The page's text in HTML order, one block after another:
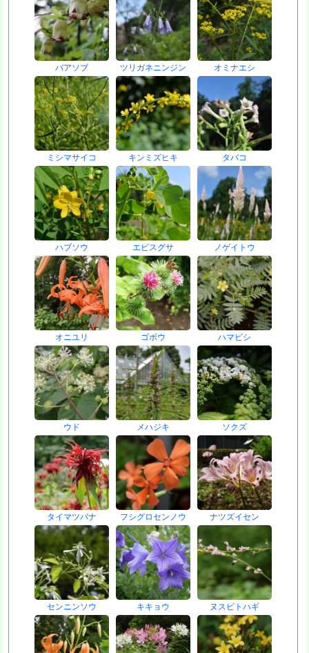
バアソブ ツリガネニンジン オミナエシ
ミシマサイコ キンミズヒキ タバコ
ハブソウ エビスグサ ノゲイトウ
オニユリ ゴボウ ハマビシ
ウド メハジキ ソクズ
タイマツバナ フシグロセンノウ ナツズイセン
センニンソウ キキョウ ヌスビトハギ